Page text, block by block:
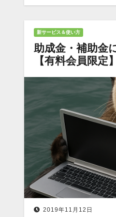
新サービス＆使い方
助成金・補助金
【有料会員限定】
2019年11月12日